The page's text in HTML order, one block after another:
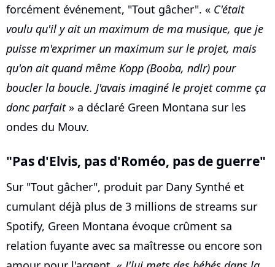
forcément événement, "Tout gâcher". « C'était
voulu qu'il y ait un maximum de ma musique, que je
puisse m'exprimer un maximum sur le projet, mais
qu'on ait quand même Kopp (Booba, ndlr) pour
boucler la boucle. J'avais imaginé le projet comme ça
donc parfait» a déclaré Green Montana sur les
ondes du Mouv.
"Pas d'Elvis, pas d'Roméo, pas de guerre"
Sur "Tout gâcher", produit par Dany Synthé et
cumulant déjà plus de 3 millions de streams sur
Spotify, Green Montana évoque crûment sa
relation fuyante avec sa maîtresse ou encore son